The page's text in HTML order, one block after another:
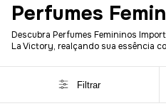
Perfumes
Descubra Perfumes Femininos
La Victory, realçando sua essência
Filtrar